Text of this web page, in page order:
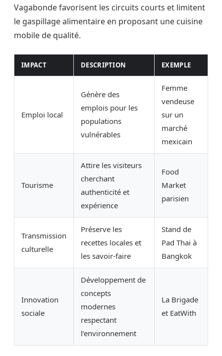
Vagabonde favorisent les circuits courts et limitent
le gaspillage alimentaire en proposant une cuisine
mobile de qualité.
IMPACT DESCRIPTION EXEMPLE
Emploi local
Génère des
emplois pour les
populations
vulnérables
Femme
vendeuse
sur un
marché
mexicain
Tourisme
Attire les visiteurs
cherchant
authenticité et
expérience
Food
Market
parisien
Transmission
culturelle
Préserve les
recettes locales et
les savoir-faire
Stand de
Pad Thai à
Bangkok
Innovation
sociale
Développement de
concepts
modernes
respectant
l’environnement
La Brigade
et EatWith